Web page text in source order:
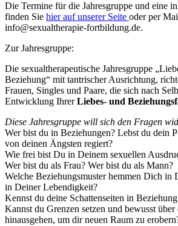
Die Termine für die Jahresgruppe und eine
finden Sie hier auf unserer Seite oder per
info@sexualtherapie-fortbildung.de.
Zur Jahresgruppe:
Die sexualtherapeutische Jahresgruppe
Beziehung“ mit tantrischer Ausrichtung,
Frauen, Singles und Paare, die sich nach
Entwicklung IhrerLiebes- und
Diese Jahresgruppe will sich den Fragen
Wer bist du in Beziehungen? Lebst du dein
von deinen Ängsten regiert?
Wie frei bist Du in Deinem sexuellen
Wer bist du als Frau? Wer bist du als Mann?
Welche Beziehungsmuster hemmen Dich in
in Deiner Lebendigkeit?
Kennst du deine Schattenseiten in
Kannst du Grenzen setzen und bewusst über
hinausgehen, um dir neuen Raum zu